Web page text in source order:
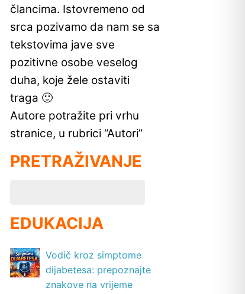
člancima. Istovremeno od
srca pozivamo da nam se sa
tekstovima jave sve
pozitivne osobe veselog
duha, koje žele ostaviti
traga 🙂
Autore potražite pri vrhu
stranice, u rubrici “Autori”
PRETRAŽIVANJE
EDUKACIJA
Vodič kroz simptome
dijabetesa: prepoznajte
znakove na vrijeme